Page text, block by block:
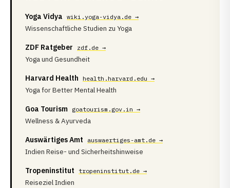
Yoga Vidya wiki.yoga-vidya.de →
Wissenschaftliche Studien zu Yoga
ZDF Ratgeber zdf.de →
Yoga und Gesundheit
Harvard Health health.harvard.edu →
Yoga for Better Mental Health
Goa Tourism goatourism.gov.in →
Wellness & Ayurveda
Auswärtiges Amt auswaertiges-amt.de →
Indien Reise- und Sicherheitshinweise
Tropeninstitut tropeninstitut.de →
Reiseziel Indien